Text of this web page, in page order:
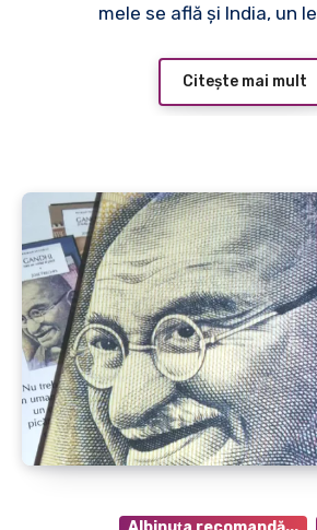
mele se află şi India, un
Citește mai mult